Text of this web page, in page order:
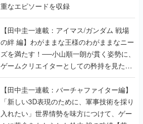
重なエピソードを収録
【田中圭一連載：アイマス/ガンダム 戦場
の絆 編】わがままな王様のわがままなニー
ズを満たす！──小山順一朗が貫く姿勢に、
ゲームクリエイターとしての矜持を見た
【若ゲのいたり最終回】
【田中圭一連載：バーチャファイター編】
「新しい3D表現のために、軍事技術を採り
入れたい」世界情勢を味方につけて、ゲー